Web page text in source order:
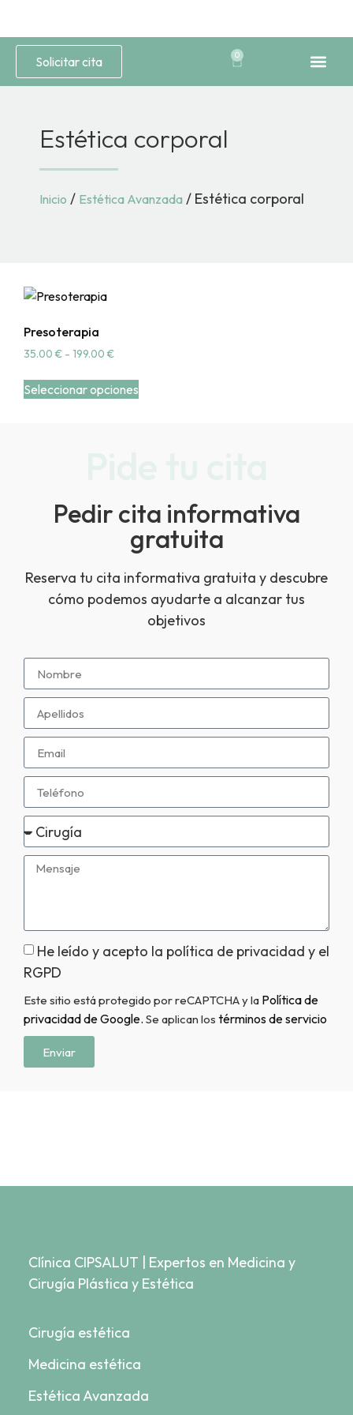
Solicitar cita 0
Estética corporal
Inicio / Estética Avanzada / Estética corporal
Presoterapia
35.00 € - 199.00 €
Seleccionar opciones
Pedir cita informativa
gratuita
Reserva tu cita informativa gratuita y descubre
cómo podemos ayudarte a alcanzar tus
objetivos
He leído y acepto la política de privacidad y el
RGPD
Este sitio está protegido por reCAPTCHA y la Política de
privacidad de Google. Se aplican los términos de servicio
Enviar
Clínica CIPSALUT | Expertos en Medicina y
Cirugía Plástica y Estética
Cirugía estética
Medicina estética
Estética Avanzada